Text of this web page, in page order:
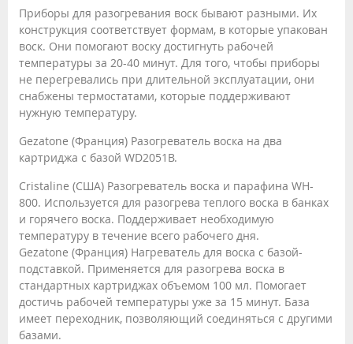
Приборы для разогревания воск бывают разными. Их
конструкция соответствует формам, в которые упакован
воск. Они помогают воску достигнуть рабочей
температуры за 20-40 минут. Для того, чтобы приборы
не перегревались при длительной эксплуатации, они
снабжены термостатами, которые поддерживают
нужную температуру.
Gezatone (Франция) Разогреватель воска на два
картриджа с базой WD2051В.
Cristaline (США) Разогреватель воска и парафина WH-
800. Используется для разогрева теплого воска в банках
и горячего воска. Поддерживает необходимую
температуру в течение всего рабочего дня.
Gezatone (Франция) Нагреватель для воска с базой-
подставкой. Применяется для разогрева воска в
стандартных картриджах объемом 100 мл. Помогает
достичь рабочей температуры уже за 15 минут. База
имеет переходник, позволяющий соединяться с другими
базами.